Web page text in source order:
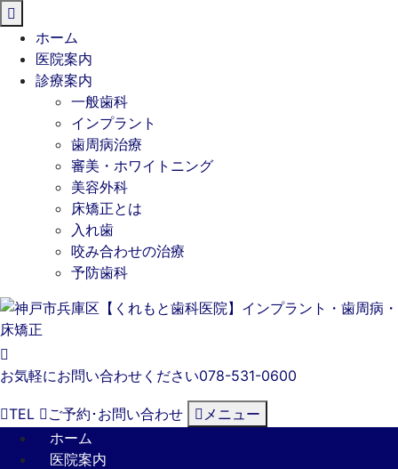
じ
る
ホーム
医院案内
診療案内
一般歯科
インプラント
歯周病治療
審美・ホワイトニング
美容外科
床矯正とは
入れ歯
咬み合わせの治療
予防歯科
お気軽にお問い合わせください078-531-0600
TEL ご予約･ お問い合わせ
メニュー
ホーム
医院案内